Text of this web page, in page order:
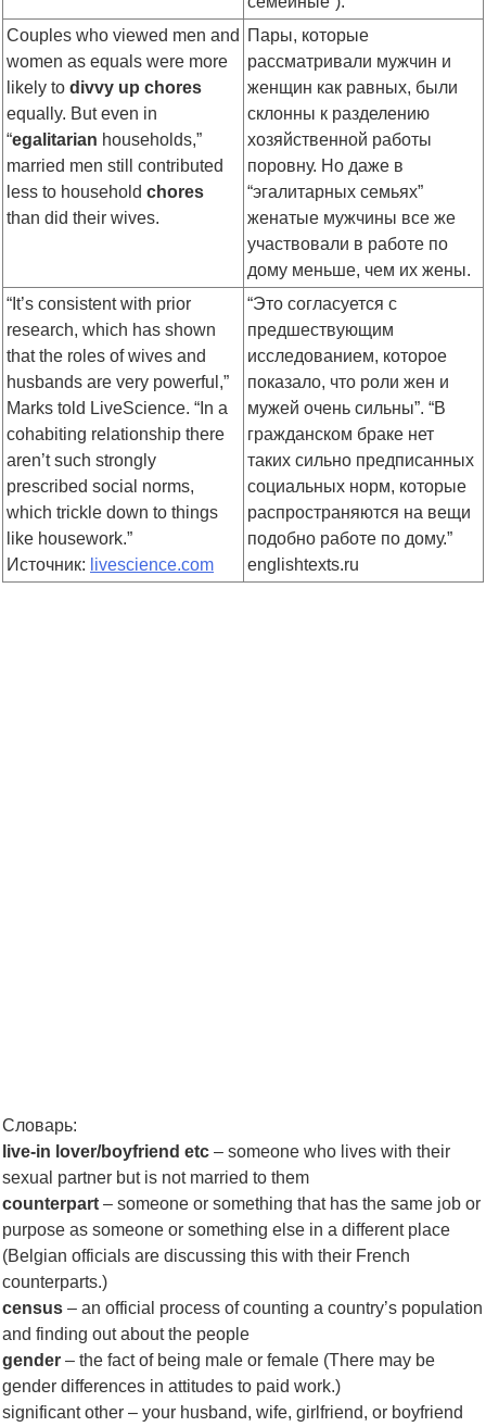
Couples who viewed men and
women as equals were more
likely to divvy up chores
equally. But even in
“egalitarian households,”
married men still contributed
less to household chores
than did their wives.
Пары, которые
рассматривали мужчин и
женщин как равных, были
склонны к разделению
хозяйственной работы
поровну. Но даже в
“эгалитарных семьях”
женатые мужчины все же
участвовали в работе по
дому меньше, чем их жены.
“It’s consistent with prior
research, which has shown
that the roles of wives and
husbands are very powerful,”
Marks told LiveScience. “In a
cohabiting relationship there
aren’t such strongly
prescribed social norms,
which trickle down to things
like housework.”
Источник: livescience.com
“Это согласуется с
предшествующим
исследованием, которое
показало, что роли жен и
мужей очень сильны”. “В
гражданском браке нет
таких сильно предписанных
социальных норм, которые
распространяются на вещи
подобно работе по дому.”
englishtexts.ru
Словарь:
live-in lover/boyfriend etc – someone who lives with their
sexual partner but is not married to them
counterpart – someone or something that has the same job or
purpose as someone or something else in a different place
(Belgian officials are discussing this with their French
counterparts.)
census – an official process of counting a country’s population
and finding out about the people
gender – the fact of being male or female (There may be
gender differences in attitudes to paid work.)
significant other – your husband, wife, girlfriend, or boyfriend